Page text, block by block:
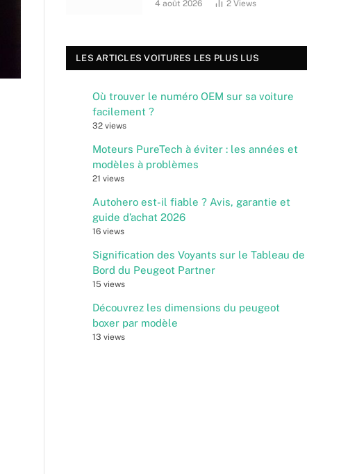
4 août 2026 2 Views
LES ARTICLES VOITURES LES PLUS LUS
Où trouver le numéro OEM sur sa voiture
facilement ?
32 views
Moteurs PureTech à éviter : les années et
modèles à problèmes
21 views
Autohero est-il fiable ? Avis, garantie et
guide d’achat 2026
16 views
Signification des Voyants sur le Tableau de
Bord du Peugeot Partner
15 views
Découvrez les dimensions du peugeot
boxer par modèle
13 views